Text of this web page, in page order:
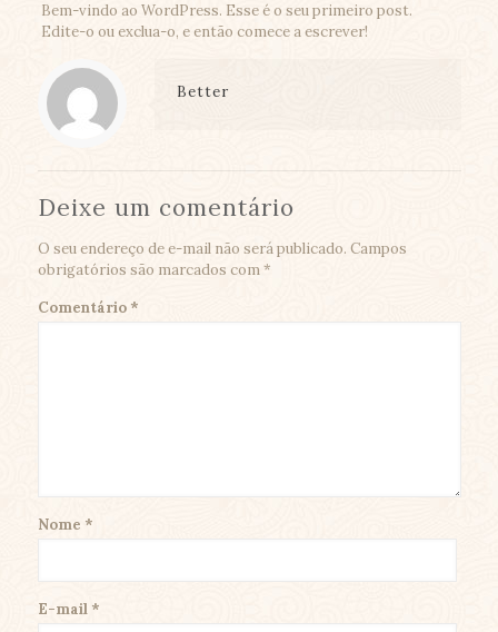
Bem-vindo ao WordPress. Esse é o seu primeiro post.
Edite-o ou exclua-o, e então comece a escrever!
Better
Deixe um comentário
O seu endereço de e-mail não será publicado. Campos
obrigatórios são marcados com*
Comentário *
Nome *
E-mail *